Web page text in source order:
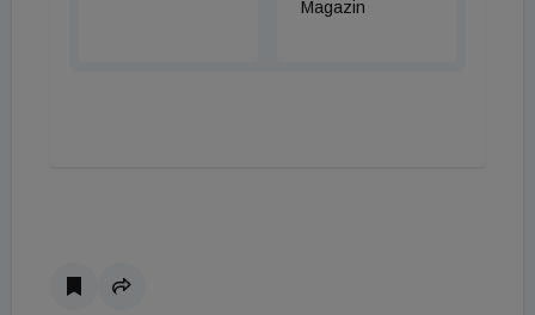
Magazin